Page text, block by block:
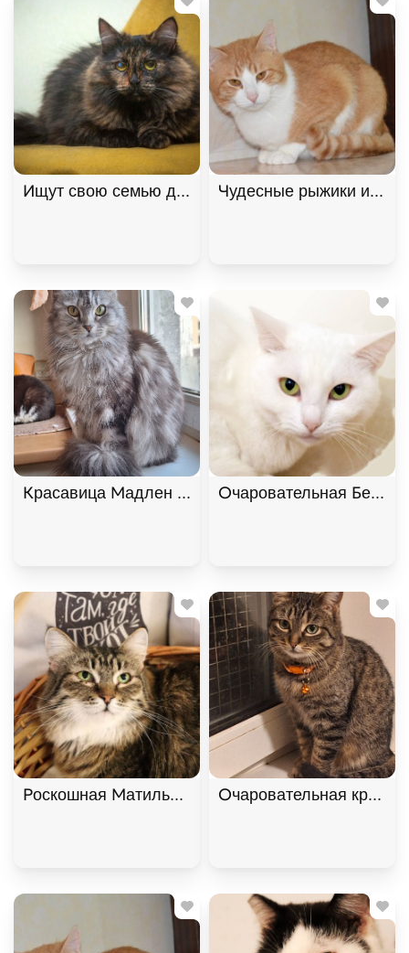
Ищут свою семью два "пушистых облака",
Чудесные рыжики ищут
Красавица Мадлен из МурМяу ищет дом. В дар!,
Очаровательная
Роскошная Матильда в хорошие руки! ,
Очаровательная